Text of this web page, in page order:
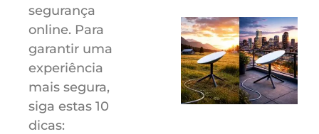
segurança
online. Para
garantir uma
experiência
mais segura,
siga estas 10
dicas: